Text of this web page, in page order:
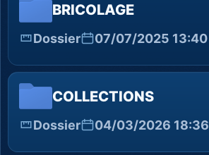
BRICOLAGE
Dossier 07/07/2025 13:40
COLLECTIONS
Dossier 04/03/2026 18:36